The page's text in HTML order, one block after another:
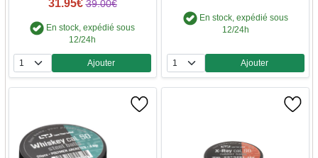
31.95€ 39.00€
En stock, expédié sous
12/24h
Quantité
Ajouter
En stock, expédié sous
12/24h
Quantité
Ajouter